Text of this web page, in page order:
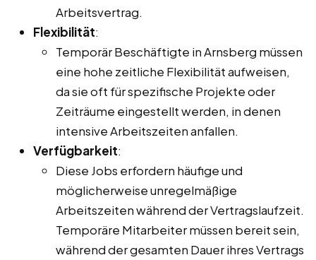
Arbeitsvertrag.
Flexibilität:
Temporär Beschäftigte in Arnsberg müssen
eine hohe zeitliche Flexibilität aufweisen,
da sie oft für spezifische Projekte oder
Zeiträume eingestellt werden, in denen
intensive Arbeitszeiten anfallen.
Verfügbarkeit:
Diese Jobs erfordern häufige und
möglicherweise unregelmäßige
Arbeitszeiten während der Vertragslaufzeit.
Temporäre Mitarbeiter müssen bereit sein,
während der gesamten Dauer ihres Vertrags